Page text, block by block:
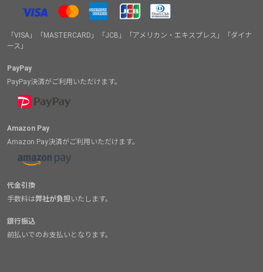
「VISA」「MASTERCARD」「JCB」「アメリカン・エキスプレス」「ダイナ
ース」
PayPay
PayPay決済がご利用いただけます。
Amazon Pay
Amazon Pay決済がご利用いただけます。
代金引換
手数料は弊社が負担いたします。
銀行振込
前払いでのお支払いとなります。